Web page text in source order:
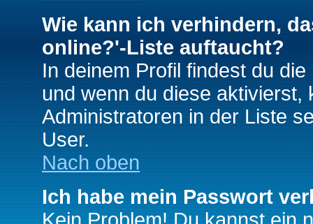
Wie kann ich verhindern,
online?'-Liste auftaucht?
In deinem Profil findest du
und wenn du diese aktivierst,
Administratoren in der Liste
User.
Nach oben
Ich habe mein Passwort